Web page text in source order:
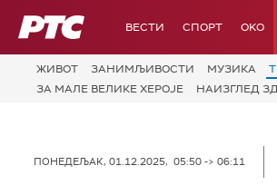
РТС ВЕСТИ СПОРТ OKO
ЖИВОТ ЗАНИМЉИВОСТИ МУЗИКА
ЗА МАЛЕ ВЕЛИКЕ ХЕРОЈЕ
НАИЗГЛЕД
ПОНЕДЕЉАК, 01.12.2025, 05:50 -> 06:11